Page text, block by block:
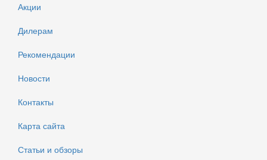
Акции
Дилерам
Рекомендации
Новости
Контакты
Карта сайта
Статьи и обзоры